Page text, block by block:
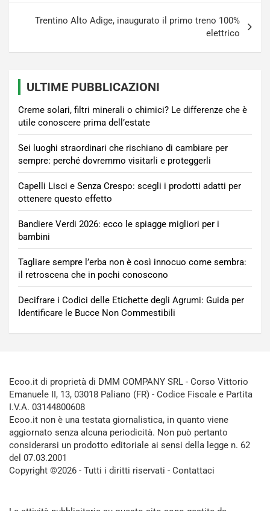
Trentino Alto Adige, inaugurato il primo treno 100%
elettrico
ULTIME PUBBLICAZIONI
Creme solari, filtri minerali o chimici? Le differenze che è
utile conoscere prima dell’estate
Sei luoghi straordinari che rischiano di cambiare per
sempre: perché dovremmo visitarli e proteggerli
Capelli Lisci e Senza Crespo: scegli i prodotti adatti per
ottenere questo effetto
Bandiere Verdi 2026: ecco le spiagge migliori per i
bambini
Tagliare sempre l’erba non è così innocuo come sembra:
il retroscena che in pochi conoscono
Decifrare i Codici delle Etichette degli Agrumi: Guida per
Identificare le Bucce Non Commestibili
Ecoo.it di proprietà di DMM COMPANY SRL - Corso Vittorio
Emanuele II, 13, 03018 Paliano (FR) - Codice Fiscale e Partita
I.V.A. 03144800608
Ecoo.it non è una testata giornalistica, in quanto viene
aggiornato senza alcuna periodicità. Non può pertanto
considerarsi un prodotto editoriale ai sensi della legge n. 62
del 07.03.2001
Copyright ©2026 - Tutti i diritti riservati - Contattaci